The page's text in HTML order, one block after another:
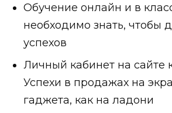
Обучение онлайн и в
необходимо знать, чтобы
успехов
Личный кабинет на сайте
Успехи в продажах на
гаджета, как на ладони